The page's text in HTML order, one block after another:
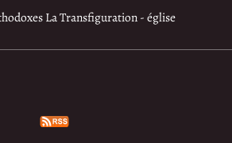
La Transfiguration - église